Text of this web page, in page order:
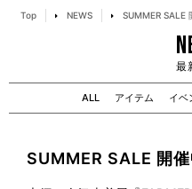
Top NEWS SUMMER SALE
最
ALL アイテム イベ
SUMMER SALE 開催